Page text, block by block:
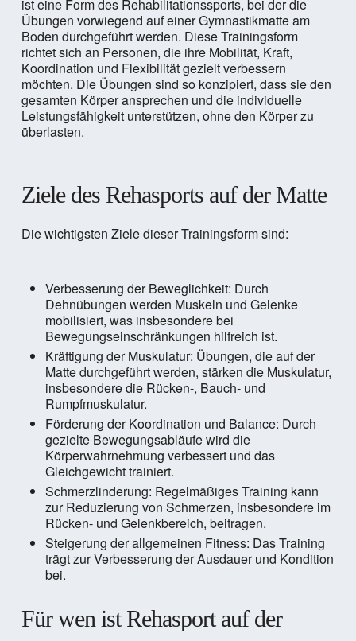
ist eine Form des Rehabilitationssports, bei der die
Übungen vorwiegend auf einer Gymnastikmatte am
Boden durchgeführt werden. Diese Trainingsform
richtet sich an Personen, die ihre Mobilität, Kraft,
Koordination und Flexibilität gezielt verbessern
möchten. Die Übungen sind so konzipiert, dass sie den
gesamten Körper ansprechen und die individuelle
Leistungsfähigkeit unterstützen, ohne den Körper zu
überlasten.
Ziele des Rehasports auf der Matte
Die wichtigsten Ziele dieser Trainingsform sind:
Verbesserung der Beweglichkeit: Durch
Dehnübungen werden Muskeln und Gelenke
mobilisiert, was insbesondere bei
Bewegungseinschränkungen hilfreich ist.
Kräftigung der Muskulatur: Übungen, die auf der
Matte durchgeführt werden, stärken die Muskulatur,
insbesondere die Rücken-, Bauch- und
Rumpfmuskulatur.
Förderung der Koordination und Balance: Durch
gezielte Bewegungsabläufe wird die
Körperwahrnehmung verbessert und das
Gleichgewicht trainiert.
Schmerzlinderung: Regelmäßiges Training kann
zur Reduzierung von Schmerzen, insbesondere im
Rücken- und Gelenkbereich, beitragen.
Steigerung der allgemeinen Fitness: Das Training
trägt zur Verbesserung der Ausdauer und Kondition
bei.
Für wen ist Rehasport auf der